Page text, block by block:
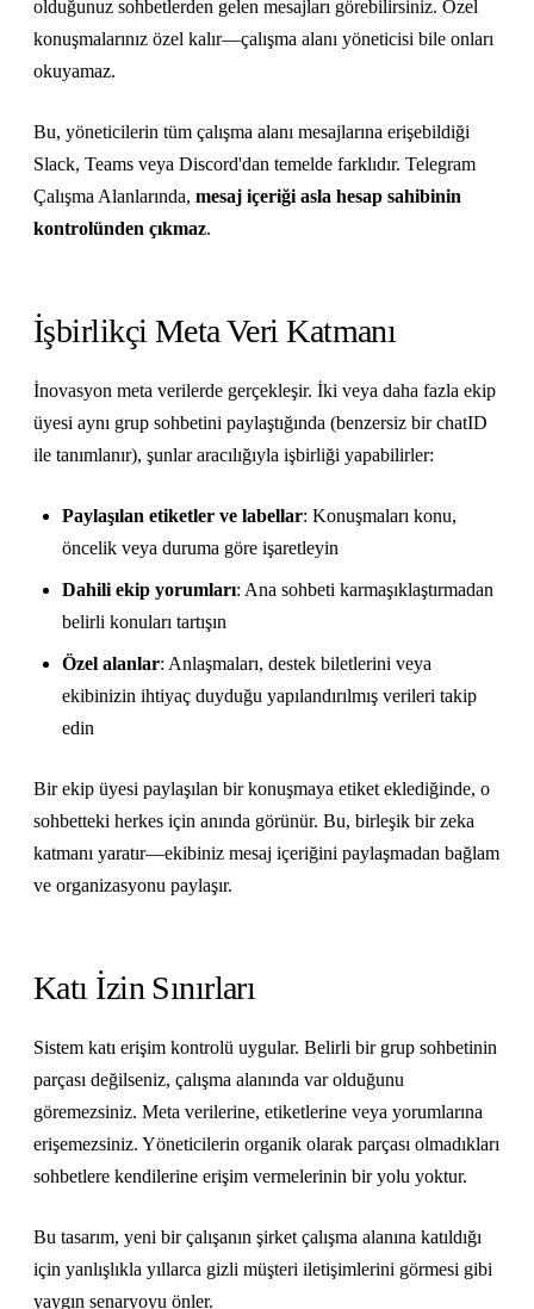
olduğunuz sohbetlerden gelen mesajları görebilirsiniz. Özel
konuşmalarınız özel kalır—çalışma alanı yöneticisi bile onları
okuyamaz.
Bu, yöneticilerin tüm çalışma alanı mesajlarına erişebildiği
Slack, Teams veya Discord'dan temelde farklıdır. Telegram
Çalışma Alanlarında, mesaj içeriği asla hesap sahibinin
kontrolünden çıkmaz.
İşbirlikçi Meta Veri Katmanı
İnovasyon meta verilerde gerçekleşir. İki veya daha fazla ekip
üyesi aynı grup sohbetini paylaştığında (benzersiz bir chatID
ile tanımlanır), şunlar aracılığıyla işbirliği yapabilirler:
Paylaşılan etiketler ve labellar: Konuşmaları konu,
öncelik veya duruma göre işaretleyin
Dahili ekip yorumları: Ana sohbeti karmaşıklaştırmadan
belirli konuları tartışın
Özel alanlar: Anlaşmaları, destek biletlerini veya
ekibinizin ihtiyaç duyduğu yapılandırılmış verileri takip
edin
Bir ekip üyesi paylaşılan bir konuşmaya etiket eklediğinde, o
sohbetteki herkes için anında görünür. Bu, birleşik bir zeka
katmanı yaratır—ekibiniz mesaj içeriğini paylaşmadan bağlam
ve organizasyonu paylaşır.
Katı İzin Sınırları
Sistem katı erişim kontrolü uygular. Belirli bir grup sohbetinin
parçası değilseniz, çalışma alanında var olduğunu
göremezsiniz. Meta verilerine, etiketlerine veya yorumlarına
erişemezsiniz. Yöneticilerin organik olarak parçası olmadıkları
sohbetlere kendilerine erişim vermelerinin bir yolu yoktur.
Bu tasarım, yeni bir çalışanın şirket çalışma alanına katıldığı
için yanlışlıkla yıllarca gizli müşteri iletişimlerini görmesi gibi
yaygın senaryoyu önler.